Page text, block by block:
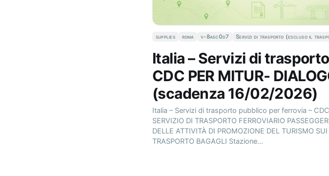
supplies roma v-8aec0d7 Servizi di trasporto (escluso il
Italia – Servizi di
CDC PER MITUR-
(scadenza 16/02/2026)
Italia – Servizi di trasporto pubblico per ferrovia –
SERVIZIO DI TRASPORTO FERROVIARIO
DELLE ATTIVITÀ DI PROMOZIONE DEL TURISMO
TRASPORTO BAGAGLI Stazione…